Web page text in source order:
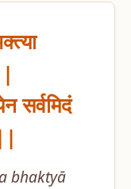
|
सर्वमिदं
bhaktyā